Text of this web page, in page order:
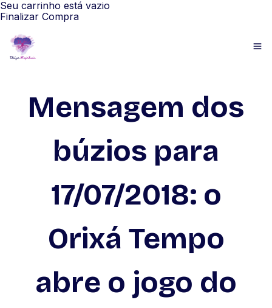
Seu carrinho está vazio
Finalizar Compra
Mensagem dos
búzios para
17/07/2018: o
Orixá Tempo
abre o jogo do